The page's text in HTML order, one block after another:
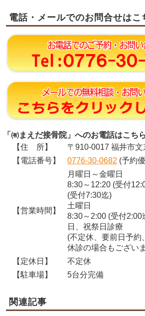
電話・メールでのお問合せはこ
「㈲まえだ接骨院」へのお電話はこちら
【住 所】
〒910-0017 福井市
【電話番号】
0776-30-0682 (予約
【営業時間】
月曜日～金曜日
8:30～12:20 (受付
(受付7:30迄)
土曜日
8:30～2:00 (受付2:00
日、祝祭日診療
(不定休、要前日予約
休診の場合もござい
【定休日】
不定休
【駐車場】
5台分完備
関連記事